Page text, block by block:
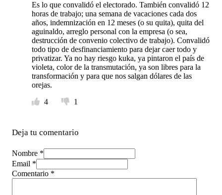
Es lo que convalidó el electorado. También convalidó 12
horas de trabajo; una semana de vacaciones cada dos
años, indemnización en 12 meses (o su quita), quita del
aguinaldo, arreglo personal con la empresa (o sea,
destrucción de convenio colectivo de trabajo). Convalidó
todo tipo de desfinanciamiento para dejar caer todo y
privatizar. Ya no hay riesgo kuka, ya pintaron el país de
violeta, color de la transmutación, ya son libres para la
transformación y para que nos salgan dólares de las
orejas.
4
1
Deja tu comentario
Nombre *
Email *
Comentario *